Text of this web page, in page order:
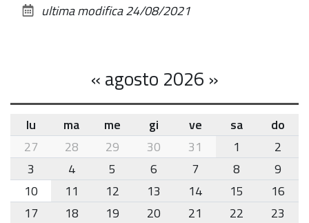
documento
ultima modifica24/08/2021
«agosto 2026 »
month-
8
lu ma me gi ve sa
do
27
28 29 30 31 1
2
3
4 5 6 7 8
9
10
11 12 13 14 15
16
17
18 19 20 21 22
23